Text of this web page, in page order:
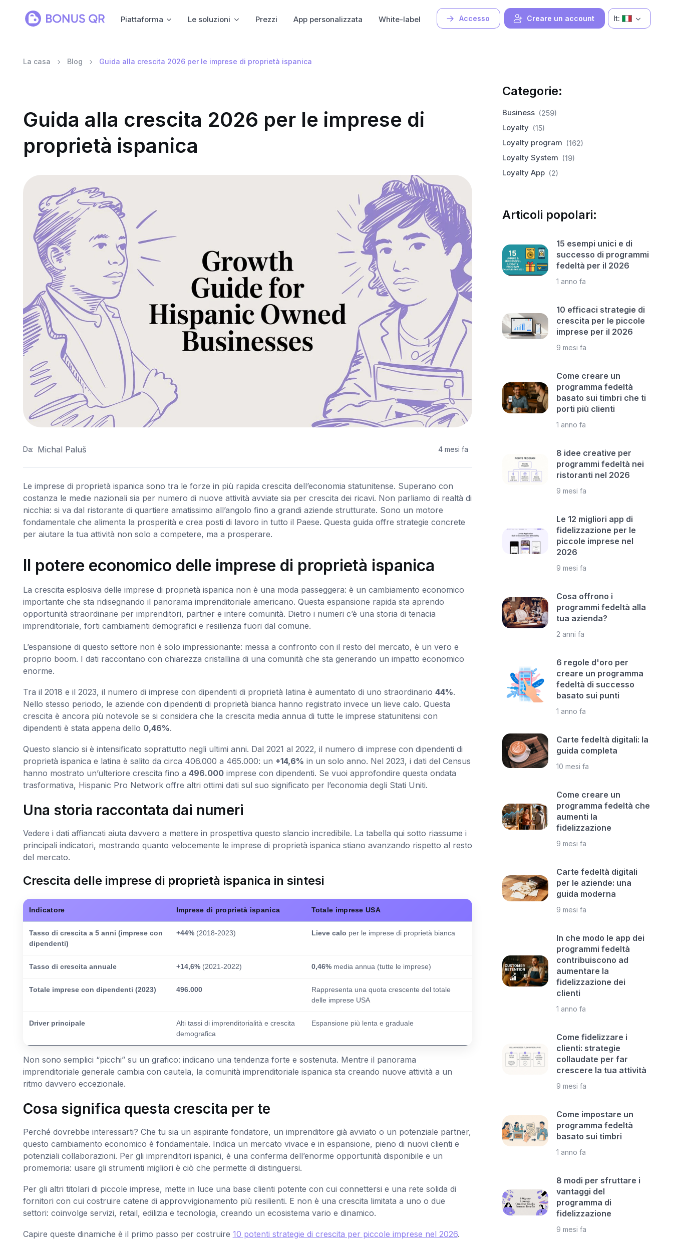
Accesso Creare un account
Piattaforma Le soluzioni Prezzi App personalizzata White-label It:
La casa Blog Guida alla crescita 2026 per le imprese di proprietà ispanica
Guida alla crescita 2026 per le imprese di
proprietà ispanica
Da: Michal Paluš 4 mesi fa
Le imprese di proprietà ispanica sono tra le forze in più rapida crescita dell’economia statunitense. Superano con
costanza le medie nazionali sia per numero di nuove attività avviate sia per crescita dei ricavi. Non parliamo di realtà di
nicchia: si va dal ristorante di quartiere amatissimo all’angolo fino a grandi aziende strutturate. Sono un motore
fondamentale che alimenta la prosperità e crea posti di lavoro in tutto il Paese. Questa guida offre strategie concrete
per aiutare la tua attività non solo a competere, ma a prosperare.
Il potere economico delle imprese di proprietà ispanica
La crescita esplosiva delle imprese di proprietà ispanica non è una moda passeggera: è un cambiamento economico
importante che sta ridisegnando il panorama imprenditoriale americano. Questa espansione rapida sta aprendo
opportunità straordinarie per imprenditori, partner e intere comunità. Dietro i numeri c’è una storia di tenacia
imprenditoriale, forti cambiamenti demografici e resilienza fuori dal comune.
L’espansione di questo settore non è solo impressionante: messa a confronto con il resto del mercato, è un vero e
proprio boom. I dati raccontano con chiarezza cristallina di una comunità che sta generando un impatto economico
enorme.
Tra il 2018 e il 2023, il numero di imprese con dipendenti di proprietà latina è aumentato di uno straordinario 44%.
Nello stesso periodo, le aziende con dipendenti di proprietà bianca hanno registrato invece un lieve calo. Questa
crescita è ancora più notevole se si considera che la crescita media annua di tutte le imprese statunitensi con
dipendenti è stata appena dello 0,46%.
Questo slancio si è intensificato soprattutto negli ultimi anni. Dal 2021 al 2022, il numero di imprese con dipendenti di
proprietà ispanica e latina è salito da circa 406.000 a 465.000: un +14,6% in un solo anno. Nel 2023, i dati del Census
hanno mostrato un’ulteriore crescita fino a 496.000imprese con dipendenti. Se vuoi approfondire questa ondata
trasformativa, Hispanic Pro Network offre altri ottimi dati sul suo significato per l’economia degli Stati Uniti.
Una storia raccontata dai numeri
Vedere i dati affiancati aiuta davvero a mettere in prospettiva questo slancio incredibile. La tabella qui sotto riassume i
principali indicatori, mostrando quanto velocemente le imprese di proprietà ispanica stiano avanzando rispetto al resto
del mercato.
Crescita delle imprese di proprietà ispanica in sintesi
Indicatore Imprese di proprietà ispanica Totale imprese USA
Tasso di crescita a 5 anni (imprese con
dipendenti)
+44%(2018-2023) Lieve calo per le imprese di proprietà bianca
Tasso di crescita annuale +14,6%(2021-2022) 0,46%media annua (tutte le imprese)
Totale imprese con dipendenti (2023) 496.000
Rappresenta una quota crescente del totale
delle imprese USA
Driver principale
Alti tassi di imprenditorialità e crescita
demografica
Espansione più lenta e graduale
Non sono semplici “picchi” su un grafico: indicano una tendenza forte e sostenuta. Mentre il panorama
imprenditoriale generale cambia con cautela, la comunità imprenditoriale ispanica sta creando nuove attività a un
ritmo davvero eccezionale.
Cosa significa questa crescita per te
Perché dovrebbe interessarti? Che tu sia un aspirante fondatore, un imprenditore già avviato o un potenziale partner,
questo cambiamento economico è fondamentale. Indica un mercato vivace e in espansione, pieno di nuovi clienti e
potenziali collaborazioni. Per gli imprenditori ispanici, è una conferma dell’enorme opportunità disponibile e un
promemoria: usare gli strumenti migliori è ciò che permette di distinguersi.
Per gli altri titolari di piccole imprese, mette in luce una base clienti potente con cui connettersi e una rete solida di
fornitori con cui costruire catene di approvvigionamento più resilienti. E non è una crescita limitata a uno o due
settori: coinvolge servizi, retail, edilizia e tecnologia, creando un ecosistema vario e dinamico.
Capire queste dinamiche è il primo passo per costruire 10 potenti strategie di crescita per piccole imprese nel 2026.
Categorie:
Business (259)
Loyalty (15)
Loyalty program (162)
Loyalty System (19)
Loyalty App (2)
Articoli popolari:
15 esempi unici e di
successo di programmi
fedeltà per il 2026
1 anno fa
10 efficaci strategie di
crescita per le piccole
imprese per il 2026
9 mesi fa
Come creare un
programma fedeltà
basato sui timbri che ti
porti più clienti
1 anno fa
8 idee creative per
programmi fedeltà nei
ristoranti nel 2026
9 mesi fa
Le 12 migliori app di
fidelizzazione per le
piccole imprese nel
2026
9 mesi fa
Cosa offrono i
programmi fedeltà alla
tua azienda?
2 anni fa
6 regole d'oro per
creare un programma
fedeltà di successo
basato sui punti
1 anno fa
Carte fedeltà digitali: la
guida completa
10 mesi fa
Come creare un
programma fedeltà che
aumenti la
fidelizzazione
9 mesi fa
Carte fedeltà digitali
per le aziende: una
guida moderna
9 mesi fa
In che modo le app dei
programmi fedeltà
contribuiscono ad
aumentare la
fidelizzazione dei
clienti
1 anno fa
Come fidelizzare i
clienti: strategie
collaudate per far
crescere la tua attività
9 mesi fa
Come impostare un
programma fedeltà
basato sui timbri
1 anno fa
8 modi per sfruttare i
vantaggi del
programma di
fidelizzazione
9 mesi fa